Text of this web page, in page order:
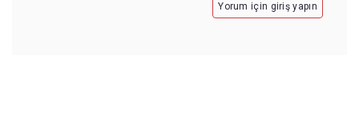
Yorum için giriş yapın